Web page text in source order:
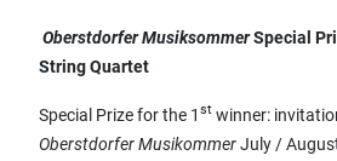
Oberstdorfer MusiksommerSpecial
String Quartet
Special Prize for the 1 st winner:
Oberstdorfer MusikommerJuly /